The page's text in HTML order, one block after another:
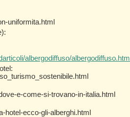
uniformita.html
albergodiffuso/albergodiffuso.html
e-come-si-trovano-in-italia.html
hotel-ecco-gli-alberghi.html